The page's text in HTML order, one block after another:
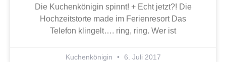
Die Kuchenkönigin spinnt! + Echt jetzt?! Die
Hochzeitstorte made im Ferienresort Das
Telefon klingelt…. ring, ring. Wer ist
Kuchenkönigin 6. Juli 2017